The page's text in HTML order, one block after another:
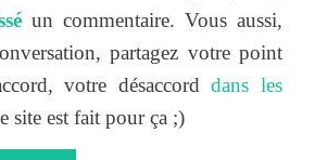
un commentaire. Vous aussi,
partagez votre point
votre désaccorddans les
site est fait pour ça ;)